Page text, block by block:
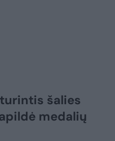
šalies
medalių